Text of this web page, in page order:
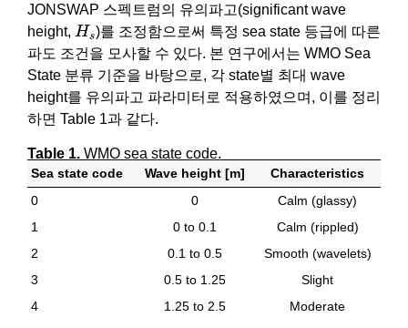
JONSWAP 스펙트럼의 유의파고(significant wave
height, Hs
Hs)를 조정함으로써 특정 sea state 등급에 따른
파도 조건을 모사할 수 있다. 본 연구에서는 WMO Sea
State 분류 기준을 바탕으로, 각 state별 최대 wave
height를 유의파고 파라미터로 적용하였으며, 이를 정리
하면 Table 1과 같다.
Table 1. WMO sea state code.
Sea state code Wave height [m]
Characteristics
0
0
Calm (glassy)
1
0 to 0.1
Calm (rippled)
2
0.1 to 0.5
Smooth (wavelets)
3
0.5 to 1.25
Slight
4
1.25 to 2.5
Moderate